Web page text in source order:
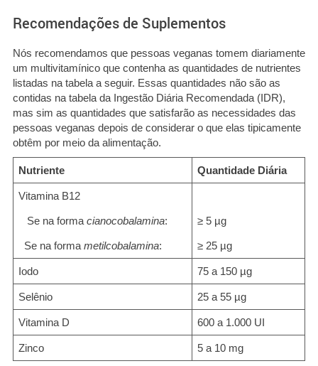
Recomendações de Suplementos
Nós recomendamos que pessoas veganas tomem diariamente
um multivitamínico que contenha as quantidades de nutrientes
listadas na tabela a seguir. Essas quantidades não são as
contidas na tabela da Ingestão Diária Recomendada (IDR),
mas sim as quantidades que satisfarão as necessidades das
pessoas veganas depois de considerar o que elas tipicamente
obtêm por meio da alimentação.
Nutriente Quantidade Diária
Vitamina B12
Se na formacianocobalamina: ≥ 5 µg
Se na formametilcobalamina: ≥ 25 µg
Iodo 75 a 150 µg
Selênio 25 a 55 µg
Vitamina D 600 a 1.000 UI
Zinco 5 a 10 mg